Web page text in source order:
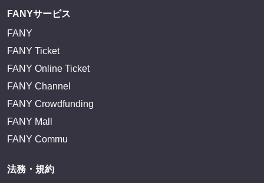
FANYサービス
FANY
FANY Ticket
FANY Online Ticket
FANY Channel
FANY Crowdfunding
FANY Mall
FANY Commu
法務・規約